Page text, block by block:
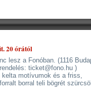
20 órától
lesz a Fonóban. (1116
ticket@fono.hu )
kelta motívumok és a friss,
borral teli bögrét